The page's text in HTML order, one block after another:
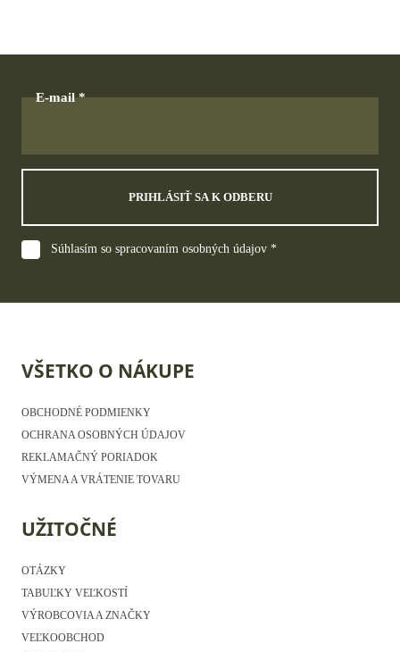
E-mail
PRIHLÁSIŤ SA K ODBERU
Súhlasím so spracovaním osobných údajov *
VŠETKO O NÁKUPE
OBCHODNÉ PODMIENKY
OCHRANA OSOBNÝCH ÚDAJOV
REKLAMAČNÝ PORIADOK
VÝMENA A VRÁTENIE TOVARU
UŽITOČNÉ
OTÁZKY
TABUĽKY VEĽKOSTÍ
VÝROBCOVIA A ZNAČKY
VEĽKOOBCHOD